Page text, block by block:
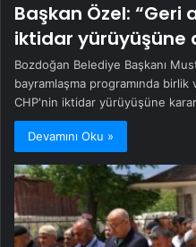
Başkan Özel: “Geri
iktidar yürüyüşüne
Bozdoğan Belediye Başkanı
bayramlaşma programında
CHP'nin iktidar yürüyüşüne
Devamını Oku »